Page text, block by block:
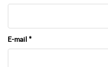
E-mail *